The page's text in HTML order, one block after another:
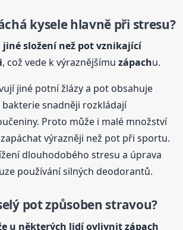
kysele hlavně při stresu?
jiné složení než pot vznikající
, což vede k výraznějšímuzápachu.
jiné potní žlázy a pot obsahuje
snadněji rozkládají
Proto může i malé množství
výrazněji než pot při sportu.
dlouhodobého stresu a úprava
používání silných deodorantů.
pot způsoben stravou?
u některých lidí ovlivnitzápach